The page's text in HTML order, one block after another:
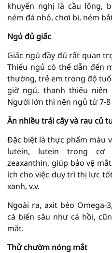
khuyến nghị là cầu lông,
ném đá nhỏ, chơi bi, ném
Ngủ đủ giấc
Giấc ngủ đầy đủ rất quan
Thiếu ngủ có thể dẫn đến
thường, trẻ em trong độ
giờ ngủ, thanh thiếu niên
Người lớn thì nên ngủ từ 7-
Ăn nhiều trái cây và rau củ
Đặc biệt là thực phẩm màu
lutein, lutein trong cơ
zeaxanthin, giúp bảo vệ
ích cho việc duy trì thị lực
xanh, v.v.
Ngoài ra, axit béo
cá biển sâu như cá hồi,
mắt.
Thử chườm nóng mắt